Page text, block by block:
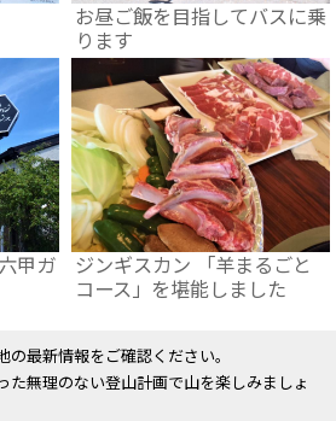
お昼ご飯を目指してバスに乗
ります
甲ガ
ジンギスカン 「羊まるごと
コース」を堪能しました
の最新情報をご確認ください。
た無理のない登山計画で山を楽しみましょ